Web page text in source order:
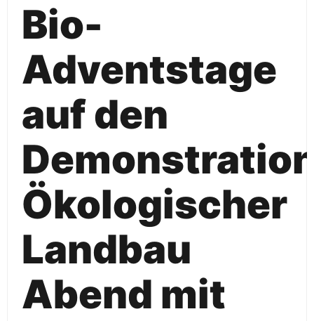
Bio-
Adventstage
auf den
Ökologischer
Landbau
Abend mit